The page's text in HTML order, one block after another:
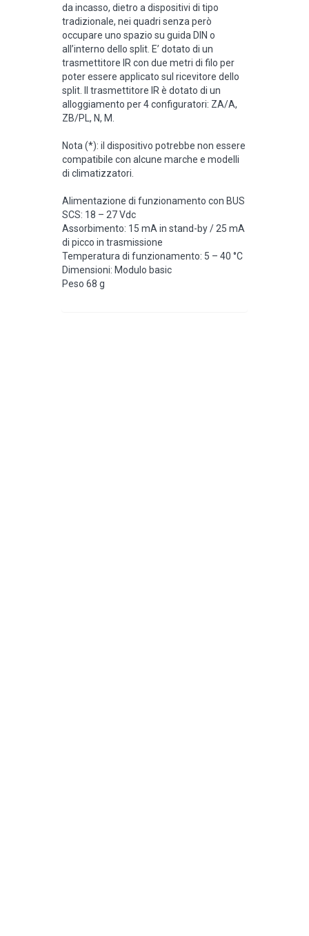
da incasso, dietro a dispositivi di tipo
tradizionale, nei quadri senza però
occupare uno spazio su guida DIN o
all’interno dello split. E’ dotato di un
trasmettitore IR con due metri di filo per
poter essere applicato sul ricevitore dello
split. Il trasmettitore IR è dotato di un
alloggiamento per 4 configuratori: ZA/A,
ZB/PL, N, M.
Nota (*): il dispositivo potrebbe non essere
compatibile con alcune marche e modelli
di climatizzatori.
Alimentazione di funzionamento con BUS
SCS: 18 – 27 Vdc
Assorbimento: 15 mA in stand-by / 25 mA
di picco in trasmissione
Temperatura di funzionamento: 5 – 40 °C
Dimensioni: Modulo basic
Peso 68 g